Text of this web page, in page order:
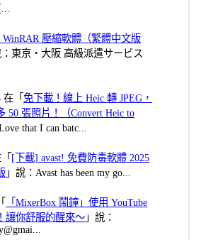
壓縮軟體（繁體中文版
：東京・大阪 高級派遣サービス
在「免下載！線上 Heic 轉 JPEG，
50 張照片！（Convert Heic to
that I can batc...
[下載] avast! 免費防毒軟體 2025
」說：Avast has been my go...
「MixerBox 鬧鐘」使用 YouTube
讓你舒服的醒來～ 」說：